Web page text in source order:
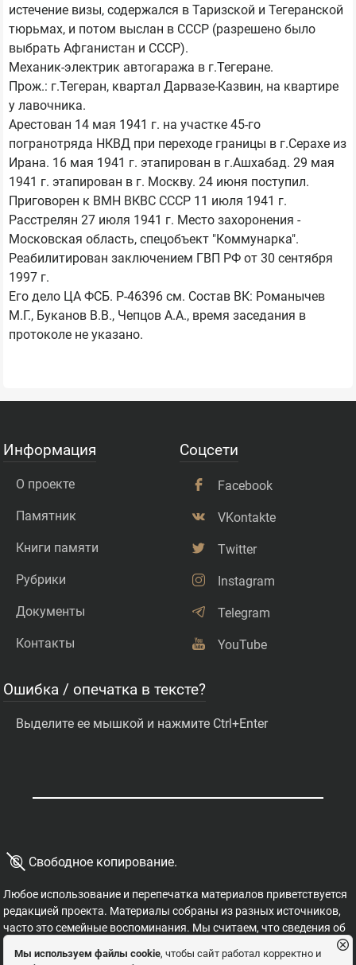
истечение визы, содержался в Таризской и Тегеранской
тюрьмах, и потом выслан в СССР (разрешено было
выбрать Афганистан и СССР).
Механик-электрик автогаража в г.Тегеране.
Прож.: г.Тегеран, квартал Дарвазе-Казвин, на квартире
у лавочника.
Арестован 14 мая 1941 г. на участке 45-го
погранотряда НКВД при переходе границы в г.Серахе из
Ирана. 16 мая 1941 г. этапирован в г.Ашхабад. 29 мая
1941 г. этапирован в г. Москву. 24 июня поступил.
Приговорен к ВМН ВКВС СССР 11 июля 1941 г.
Расстрелян 27 июля 1941 г. Место захоронения -
Московская область, спецобъект "Коммунарка".
Реабилитирован заключением ГВП РФ от 30 сентября
1997 г.
Его дело ЦА ФСБ. Р-46396 см. Состав ВК: Романычев
М.Г., Буканов В.В., Чепцов А.А., время заседания в
протоколе не указано.
Информация
О проекте
Памятник
Книги памяти
Рубрики
Документы
Контакты
Соцсети
Facebook
VKontakte
Twitter
Instagram
Telegram
YouTube
Ошибка / опечатка в тексте?
Выделите ее мышкой и нажмите Ctrl+Enter
© Свободное копирование.
Любое использование и перепечатка материалов приветствуется
редакцией проекта. Материалы собраны из разных источников,
часто это семейные воспоминания. Мы считаем, что сведения об
этих важных страницах истории должны быть свободными для
распространения, на них не могут накладываться никакие
Мы используем файлы cookie, чтобы сайт работал корректно и